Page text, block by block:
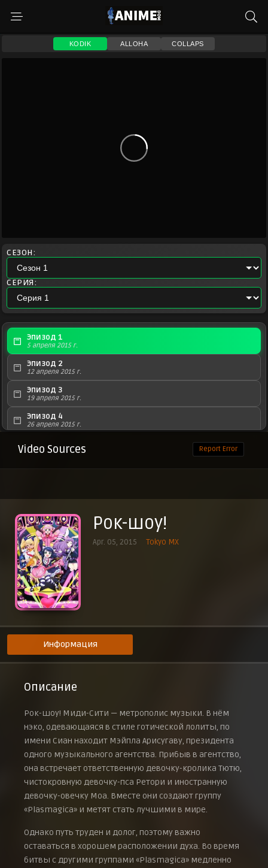
KODIK ALLOHA COLLAPS
СЕЗОН:
СЕРИЯ:
Эпизод 1
5 апреля 2015 г.
Эпизод 2
12 апреля 2015 г.
Эпизод 3
19 апреля 2015 г.
Эпизод 4
26 апреля 2015 г.
Эпизод 5
3 мая 2015 г.
Эпизод 8
24 мая 2015 г.
Эпизод 9
31 мая 2015 г.
Эпизод 10
7 июня 2015 г.
Эпизод 11
14 июня 2015 г.
Эпизод 12
21 июня 2015 г.
Video Sources Report Error
Рок-шоу!
Apr. 05, 2015 Tokyo MX
Информация
Описание
Рок-шоу! Миди-Сити — метрополис музыки. В нём
нэко, одевающаяся в стиле готической лолиты, по
имени Сиан находит Мэйпла Арисугаву, президента
одного музыкального агентства. Прибыв в агентство,
она встречает ответственную девочку-кролика Тютю,
чистокровную девочку-пса Ретори и иностранную
девочку-овечку Моа. Вместе они создают группу
«Plasmagica» и метят стать лучшими в мире.
Однако путь труден и долог, поэтому важно
оставаться в хорошем расположении духа. Во время
битвы с другими группами «Plasmagica» медленно